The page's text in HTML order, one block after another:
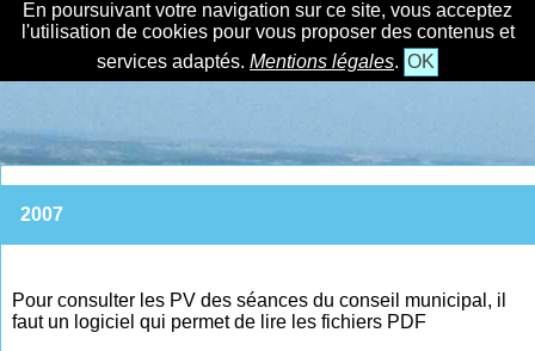
En poursuivant votre navigation sur ce site, vous acceptez
l'utilisation de cookies pour vous proposer des contenus et
services adaptés. Mentions légales. OK
2007
Pour consulter les PV des séances du conseil municipal, il
faut un logiciel qui permet de lire les fichiers PDF